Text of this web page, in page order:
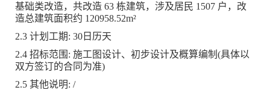
基础类改造，共改造 63 栋建筑，涉及居民 1507 户，改
造总建筑面积约 120958.52m²
2.3 计划工期: 30日历天
2.4 招标范围: 施工图设计、初步设计及概算编制(具体以
双方签订的合同为准)
2.5 其他说明: /